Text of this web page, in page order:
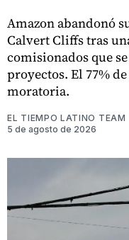
Amazon abandonó
Calvert Cliffs tras
comisionados que
proyectos. El 77%
moratoria.
EL TIEMPO LATINO TEAM
5 de agosto de 2026